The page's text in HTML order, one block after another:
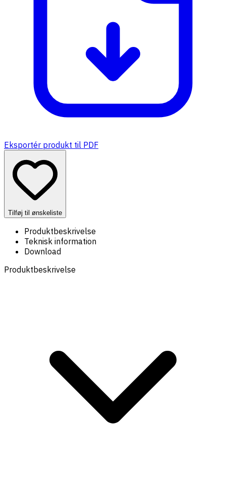
Eksportér produkt til PDF
Tilføj til ønskeliste
Produktbeskrivelse
Teknisk information
Download
Produktbeskrivelse